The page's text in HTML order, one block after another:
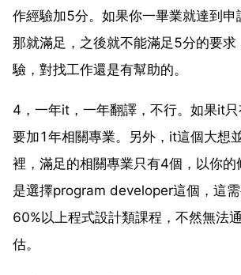
作經驗加5分。如果你一畢業就達到申
那就滿足，之後就不能滿足5分的要求
驗，對找工作還是有幫助的。
4，一年it，一年翻譯，不行。如果it
要加1年相關專業。另外，it這個大想
裡，滿足的相關專業只有4個，以你的
是選擇program developer這個，這
60%以上程式設計類課程，不然無法
估。